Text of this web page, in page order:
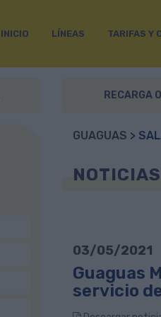
INICIO LÍNEAS TARIFAS Y
RECARGA
GUAGUAS >
NOTICIAS
03/05/2021
Guaguas
servicio